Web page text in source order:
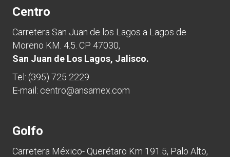
Centro
Carretera San Juan de los Lagos a Lagos de
Moreno KM. 4.5. CP 47030,
San Juan de Los Lagos, Jalisco.
Tel: (395) 725 2229
E-mail: centro@ansamex.com
Golfo
Carretera México- Querétaro Km 191.5, Palo Alto,